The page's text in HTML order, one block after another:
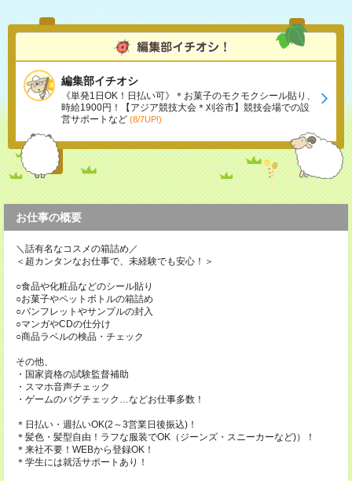
編集部イチオシ
《単発1日OK！日払い可》＊お菓子のモクモクシール貼り、
時給1900円！【アジア競技大会＊刈谷市】競技会場での設
営サポートなど (8/7UP!)
お仕事の概要
＼話有名なコスメの箱詰め／
＜超カンタンなお仕事で、未経験でも安心！＞
○食品や化粧品などのシール貼り
○お菓子やペットボトルの箱詰め
○パンフレットやサンプルの封入
○マンガやCDの仕分け
○商品ラベルの検品・チェック
その他、
・国家資格の試験監督補助
・スマホ音声チェック
・ゲームのバグチェック…などお仕事多数！
＊日払い・週払いOK(2～3営業日後振込)！
＊髪色・髪型自由！ラフな服装でOK（ジーンズ・スニーカーなど)）！
＊来社不要！WEBから登録OK！
＊学生には就活サポートあり！